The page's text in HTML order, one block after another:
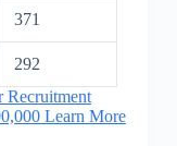
371
292
Recruitment
Learn More